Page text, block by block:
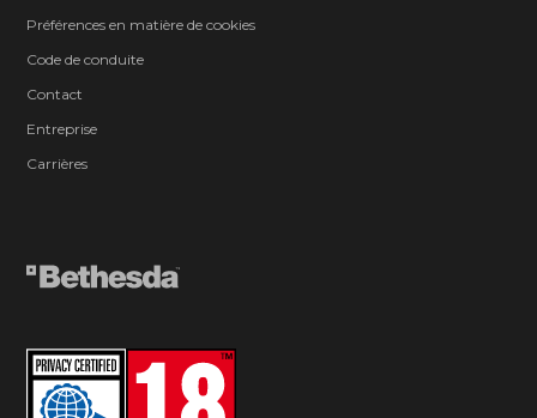
Préférences en matière de cookies
Code de conduite
Contact
Entreprise
Carrières